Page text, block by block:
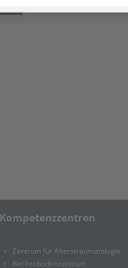
Kompetenzzentren
Zentrum für Alterstraumatologie
Beckenbodenzentrum